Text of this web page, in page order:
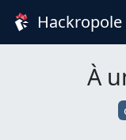
Hackropole
À